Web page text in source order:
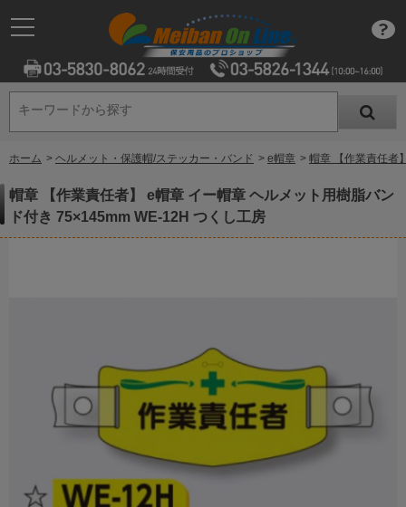
キーワードから探す
キーワードから探す
ホーム > ヘルメット・保護帽/ステッカー・バンド > e帽章 > 帽章 【作業責任者
帽章 【作業責任者】 e帽章 イー帽章 ヘルメット用樹脂バン
ド付き 75×145mm WE-12H つくし工房